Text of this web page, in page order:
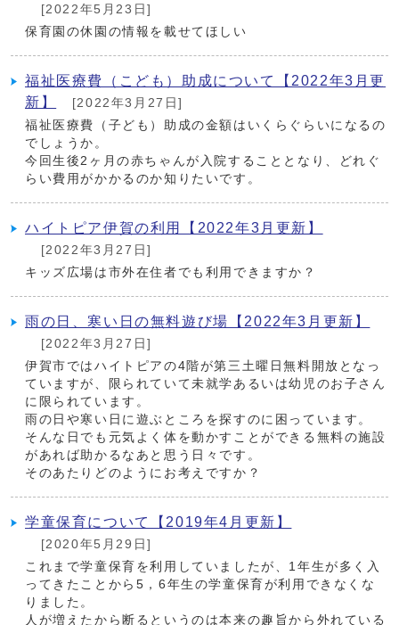
[2022年5月23日]
保育園の休園の情報を載せてほしい
福祉医療費（こども）助成について【2022年3月更
新】
[2022年3月27日]
福祉医療費（子ども）助成の金額はいくらぐらいになるの
でしょうか。
今回生後2ヶ月の赤ちゃんが入院することとなり、どれぐ
らい費用がかかるのか知りたいです。
ハイトピア伊賀の利用【2022年3月更新】
[2022年3月27日]
キッズ広場は市外在住者でも利用できますか？
雨の日、寒い日の無料遊び場【2022年3月更新】
[2022年3月27日]
伊賀市ではハイトピアの4階が第三土曜日無料開放となっ
ていますが、限られていて未就学あるいは幼児のお子さん
に限られています。
雨の日や寒い日に遊ぶところを探すのに困っています。
そんな日でも元気よく体を動かすことができる無料の施設
があれば助かるなあと思う日々です。
そのあたりどのようにお考えですか？
学童保育について【2019年4月更新】
[2020年5月29日]
これまで学童保育を利用していましたが、1年生が多く入
ってきたことから5，6年生の学童保育が利用できなくな
りました。
人が増えたから断るというのは本来の趣旨から外れている